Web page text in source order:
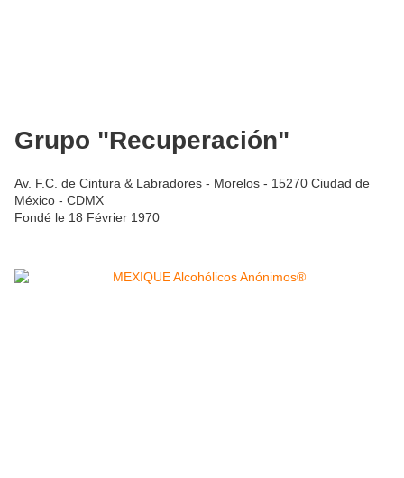
Grupo "Recuperación"
Av. F.C. de Cintura & Labradores - Morelos - 15270 Ciudad de
México - CDMX
Fondé le 18 Février 1970